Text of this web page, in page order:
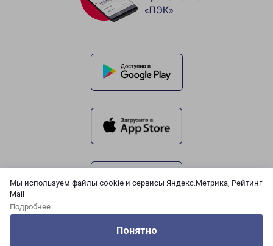
Мы используем файлы cookie и сервисы Яндекс.Метрика, Рейтинг
Mail
Подробнее
Понятно